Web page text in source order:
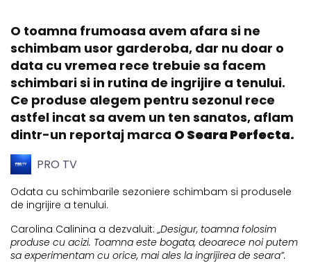
O toamna frumoasa avem afara si ne
schimbam usor garderoba, dar nu doar o
data cu vremea rece trebuie sa facem
schimbari si in rutina de ingrijire a tenului.
Ce produse alegem pentru sezonul rece
astfel incat sa avem un ten sanatos, aflam
dintr-un reportaj marca O Seara Perfecta.
PRO TV
Odata cu schimbarile sezoniere schimbam si produsele
de ingrijire a tenului.
Carolina Calinina a dezvaluit: „Desigur, toamna folosim
produse cu acizi. Toamna este bogata, deoarece noi putem
sa experimentam cu orice, mai ales la ingrijirea de seara”.